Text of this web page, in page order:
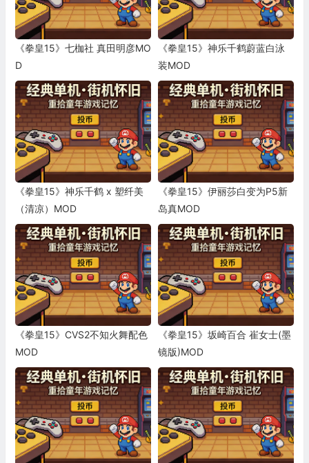
《拳皇15》七枷社 真田明彦MO
D
《拳皇15》神乐千鹤蔚蓝白泳
装MOD
《拳皇15》神乐千鹤 x 塑纤美
（清凉）MOD
《拳皇15》伊丽莎白变为P5新
岛真MOD
《拳皇15》CVS2不知火舞配色
MOD
《拳皇15》坂崎百合 崔女士(墨
镜版)MOD